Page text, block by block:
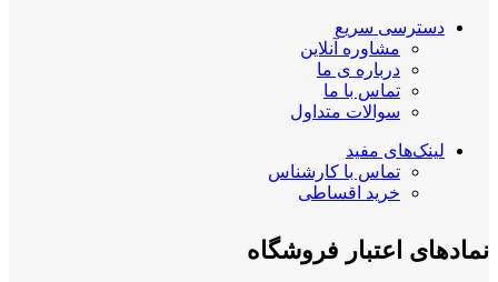
دسترسی سریع
مشاوره آنلاین
درباره ی ما
تماس با ما
سوالات متداول
لینک‌های مفید
تماس با کارشناس
خرید اقساطی
نمادهای اعتبار فروشگاه